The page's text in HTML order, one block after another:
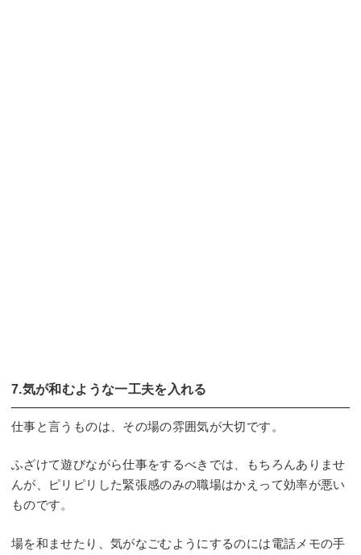
7.気が和むような一工夫を入れる
仕事と言うものは、その場の雰囲気が大切です。
ふざけて遊びながら仕事をするべきでは、もちろんありませ
んが、ピリピリした緊張感のみの職場はかえって効率が悪い
ものです。
場を和ませたり、気がなごむようにするのには電話メモの手